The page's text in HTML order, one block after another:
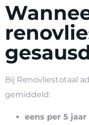
Bij Renovliestotaal
gemiddeld:
eens per 5